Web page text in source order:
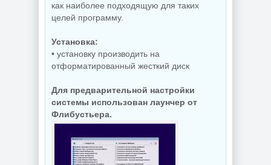
Windows 10 LTSC
AG 07.2026
Windows 11
26H1 Build
Revision
NEW
как наиболее подходящую для таких
целей программу.
Установка:
• установку производить на
отформатированный жесткий диск
Для предварительной настройки
системы использован лаунчер от
Флибустьера.